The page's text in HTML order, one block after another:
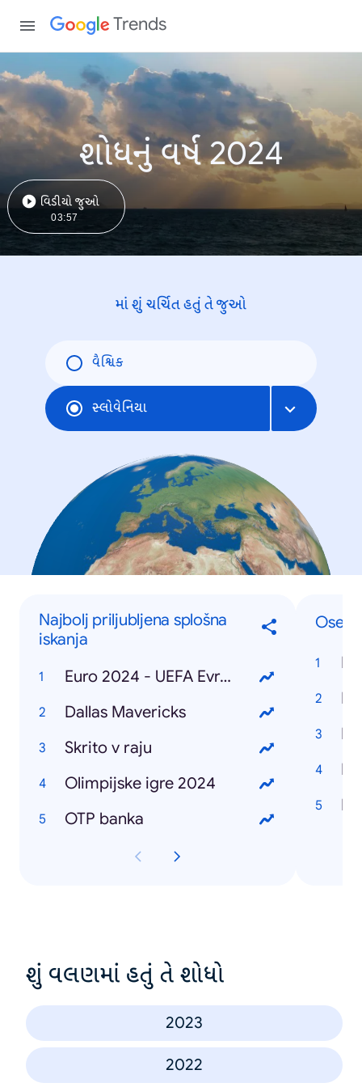
Trends
શોધનું વર્ષ 2024
વિડીયો જુઓ
03:57
માં શું ચર્ચિત હતું તે જુઓ
વૈશ્વિક
સ્લોવેનિયા
Najbolj priljubljena splošna
iskanja
Euro 2024 - UEFA Evropsko prvenstvo v nogometu
Dallas Mavericks
Skrito v raju
Olimpijske igre 2024
OTP banka
Osebe
શું વલણમાં હતું તે શોધો
2023
2022